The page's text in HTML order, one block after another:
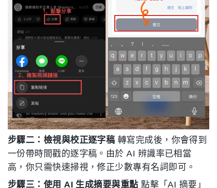
步驟二：檢視與校正逐字稿 轉寫完成後，你會得到
一份帶時間戳的逐字稿。由於 AI 辨識率已相當
高，你只需快速掃視，修正少數專有名詞即可。
步驟三：使用 AI 生成摘要與重點 點擊「AI 摘要」